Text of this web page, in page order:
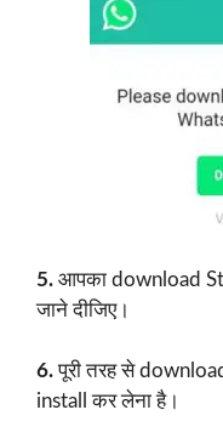
5. आपका download
जाने दीजिए।
6.पूरी तरह से
install कर लेना है।